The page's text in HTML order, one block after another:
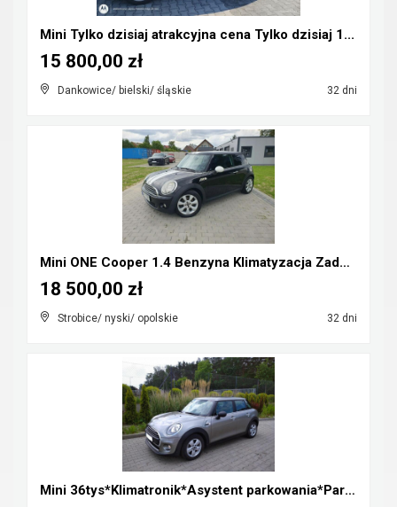
Mini Tylko dzisiaj atrakcyjna cena Tylko dzisiaj 1...
Dankowice/ bielski/ śląskie 32 dni
15 800,00 zł
Mini ONE Cooper 1.4 Benzyna Klimatyzacja Zadbany R...
Strobice/ nyski/ opolskie 32 dni
18 500,00 zł
Mini 36tys*Klimatronik*Asystent parkowania*Parki p...